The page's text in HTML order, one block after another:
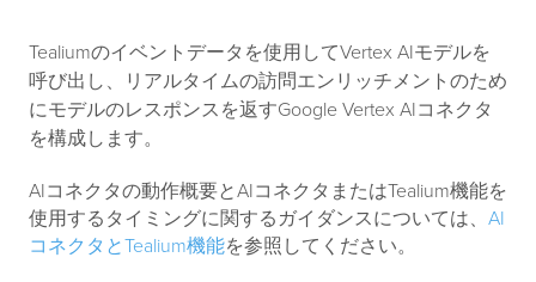
Tealiumのイベントデータを使用してVertex AIモデルを
呼び出し、リアルタイムの訪問エンリッチメントのため
にモデルのレスポンスを返すGoogle Vertex AIコネクタ
を構成します。
AIコネクタの動作概要とAIコネクタまたはTealium機能を
使用するタイミングに関するガイダンスについては、 AI
コネクタとTealium機能を参照してください。